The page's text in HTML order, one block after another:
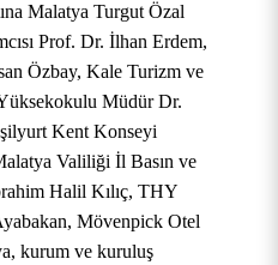
Malatya Turgut Özal
Prof. Dr. İlhan Erdem,
Özbay, Kale Turizm ve
Müdür Dr.
Kent Konseyi
Valiliği İl Basın ve
Halil Kılıç, THY
Mövenpick Otel
kurum ve kuruluş